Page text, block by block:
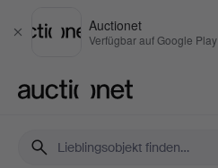
Schließen
Auctionet
Verfügbar auf Google Play